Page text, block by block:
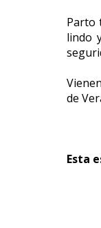
Parto
lindo
de
Esta